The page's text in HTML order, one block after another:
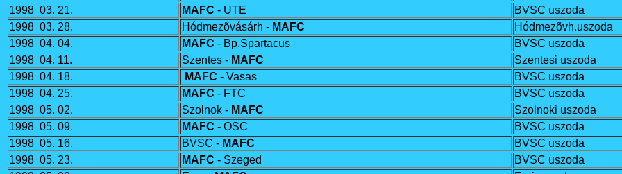
1998 03. 21.
MAFC - UTE BVSC uszoda
1998 03. 28.
Hódmezõvásárh - MAFC Hódmezõvh.uszoda
1998 04. 04.
MAFC - Bp.Spartacus BVSC uszoda
1998 04. 11.
Szentes - MAFC Szentesi uszoda
1998 04. 18.
MAFC - Vasas BVSC uszoda
1998 04. 25.
MAFC - FTC BVSC uszoda
1998 05. 02.
Szolnok - MAFC Szolnoki uszoda
1998 05. 09.
MAFC - OSC BVSC uszoda
1998 05. 16.
BVSC - MAFC BVSC uszoda
1998 05. 23.
MAFC - Szeged BVSC uszoda